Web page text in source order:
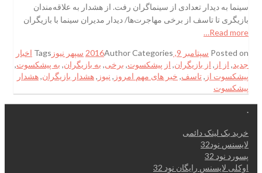
سینما به دیدار تعدادی از سینماگران رفت. از هشدار به علاقه‌مندان
بازیگری تا تاسف از برخی مهاجرت‌ها/ دیدار مدیران سینما با بازیگران
Read more…
Posted on سپتامبر 9, 2016 AuthorCategories سپهر نیوز Tags اخبار
جدید, از از , از بازیگران, از پیشکسوت, برخی, به بازیگران, به پیشکسوت,
پیشکسوت از ,تاسف, خبر های مهم امروز , نیوز ,هشدار بازیگران,هشدار
پیشکسوت
.
خرید بک لینک دائمی
لایسنس نود32
پسورد نود 32
اوکلی لایسنس رایگان نود 32